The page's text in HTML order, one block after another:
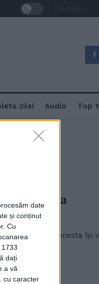
date
și conținut
Cu
dați
a vă
cu caracter
zilei Audio Top
Suceava
la Suceava. Acesta își